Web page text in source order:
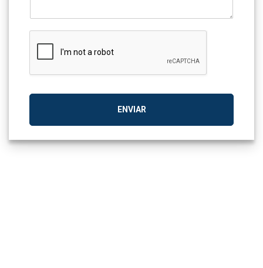
ENVIAR